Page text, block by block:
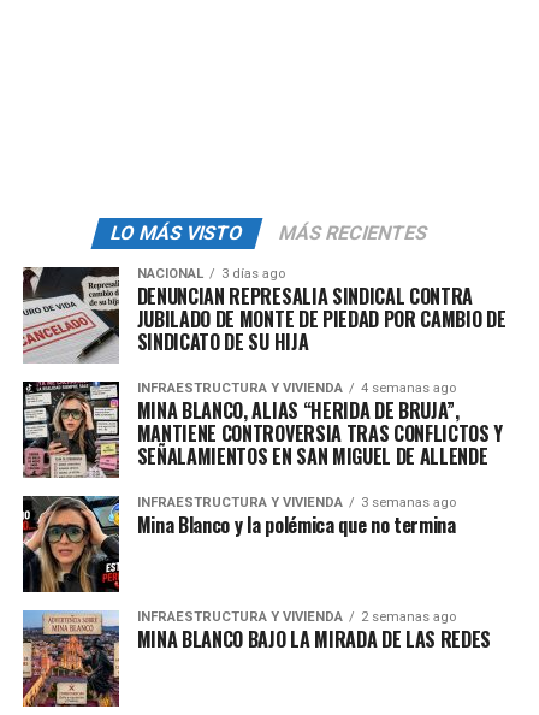
saludamos al embajador
de los Estados Unidos de
América, Ronald Johnson.
pic.twitter.com/5GrImduo
BM— Claudia Sheinbaum
Pardo (@Claudiashein)
May 19, 2025
admin
LO MÁS VISTO MÁS RECIENTES
NACIONAL 3 días ago
DENUNCIAN REPRESALIA SINDICAL CONTRA
JUBILADO DE MONTE DE PIEDAD POR CAMBIO DE
SINDICATO DE SU HIJA
INFRAESTRUCTURA Y VIVIENDA 4 semanas ago
MINA BLANCO, ALIAS “HERIDA DE BRUJA”,
MANTIENE CONTROVERSIA TRAS CONFLICTOS Y
SEÑALAMIENTOS EN SAN MIGUEL DE ALLENDE
INFRAESTRUCTURA Y VIVIENDA 3 semanas ago
Mina Blanco y la polémica que no termina
INFRAESTRUCTURA Y VIVIENDA 2 semanas ago
MINA BLANCO BAJO LA MIRADA DE LAS REDES